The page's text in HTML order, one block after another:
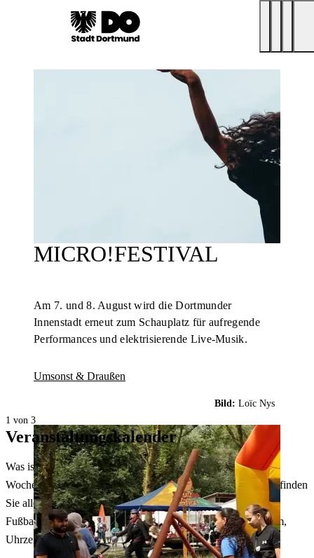
MICRO!FESTIVAL
Am 7. und 8. August wird die Dortmunder
Innenstadt erneut zum Schauplatz für aufregende
Performances und elektrisierende Live-Musik.
Umsonst & Draußen
Bild: Loïc Nys
1 von 3
Veranstaltungskalender
Was ist heute in Dortmund los? Welche Konzerte gibt es am
Wochenende? Im größten Veranstaltungskalender Dortmunds finden
Sie alle Events – von der Stadt- oder Museumsführung übers
Fußballspiel bis zum Flohmarkt. Sie können dabei nach Datum,
Uhrzeit, Ort oder Art der Veranstaltung auswählen. Viel Spaß!